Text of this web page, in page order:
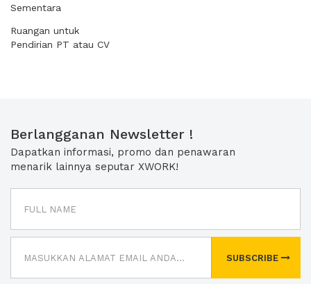
Sementara
Ruangan untuk
Pendirian PT atau CV
Berlangganan Newsletter !
Dapatkan informasi, promo dan penawaran
menarik lainnya seputar XWORK!
SUBSCRIBE